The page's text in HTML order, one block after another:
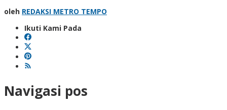
oleh REDAKSI METRO TEMPO
Ikuti Kami Pada
Navigasi pos